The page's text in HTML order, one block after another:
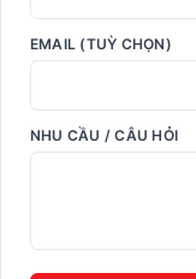
EMAIL (TUỲ CHỌN)
NHU CẦU / CÂU HỎI